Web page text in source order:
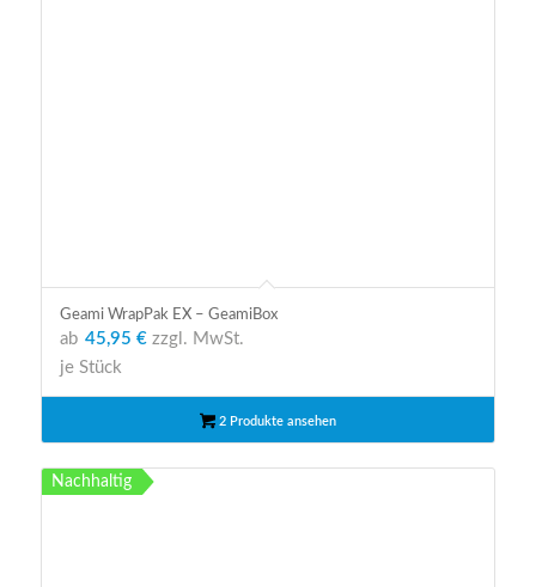
Geami WrapPak EX – GeamiBox
ab 45,95 €zzgl. MwSt.
je Stück
2 Produkte ansehen
Nachhaltig